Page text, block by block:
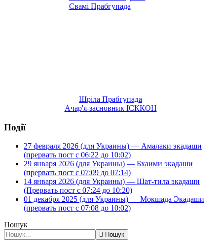
Шріла Прабгупада
Ачар'я-засновник ІСККОН
Події
27 февраля 2026 (для Украины) — Амалаки экадаши
(прервать пост с 06:22 до 10:02)
29 января 2026 (для Украины) — Бхаими экадаши
(прервать пост с 07:09 до 07:14)
14 января 2026 (для Украины) — Шат-тила экадаши
(Прервать пост с 07:24 до 10:20)
01 декабря 2025 (для Украины) — Мокшада Экадаши
(прервать пост с 07:08 до 10:02)
Пошук
Пошук